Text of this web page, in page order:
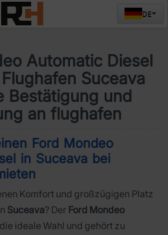
DE
Automatic Diesel
Suceava
Bestätigung und
an flughafen
Ford Mondeo
in Suceava bei
Komfort und großzügigen Platz
Suceava? Der Ford Mondeo
ideale Wahl und gehört zu